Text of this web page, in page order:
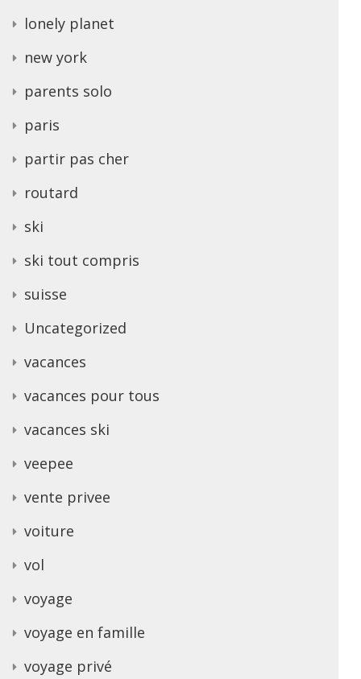
lonely planet
new york
parents solo
paris
partir pas cher
routard
ski
ski tout compris
suisse
Uncategorized
vacances
vacances pour tous
vacances ski
veepee
vente privee
voiture
vol
voyage
voyage en famille
voyage privé